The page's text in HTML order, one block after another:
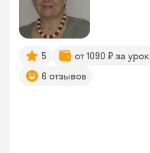
5 от 1090 ₽ за урок
6 отзывов
Skyeng Chat
online